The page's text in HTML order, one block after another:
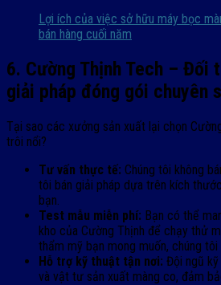
Lợi ích của việc sở hữu máy bọc
bán hàng cuối năm
6. Cường Thịnh Tech – Đối
giải pháp đóng gói chuyên
Tại sao các xưởng sản xuất lại chọn
trôi nổi?
Tư vấn thực tế: Chúng tôi không
tôi bán giải pháp dựa trên kích
bạn.
Test mẫu miễn phí: Bạn có thể
kho của Cường Thịnh để chạy thử
thẩm mỹ bạn mong muốn, chúng
Hỗ trợ kỹ thuật tận nơi: Đội ngũ
và vật tư sản xuất màng co, đảm